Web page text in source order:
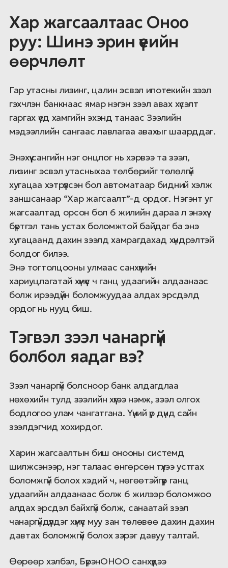
Хар жагсаалтаас Оноо
руу: Шинэ эрин үеийн
өөрчлөлт
Гар утасны лизинг, цалин эсвэл ипотекийн зээл
гэхчлэн банкнаас ямар нэгэн зээл авах хүсэлт
гаргах үед хамгийн эхэнд танаас Зээлийн
мэдээллийн сангаас лавлагаа авахыг шаарддаг.
Энэхүү сангийн нэг онцлог нь хэрвээ та зээл,
лизинг эсвэл утасныхаа төлбөрийг төлөлгүй
хугацаа хэтрүүлсэн бол автоматаар бидний хэлж
заншсанаар “Хар жагсаалт”-д ордог. Нэгэнт уг
жагсаалтад орсон бол 6 жилийн дараа л энэхүү
бүртгэл тань устах боломжтой байдаг ба энэ
хугацаанд дахин зээлд хамрагдахад хүндрэлтэй
болдог билээ.
Энэ тогтолцооны улмаас санхүүгийн
хариуцлагатай хүмүүс ч ганц удаагийн алдаанаас
болж ирээдүйн боломжуудаа алдах эрсдэлд
ордог нь нууц биш.
Тэгвэл зээл чанаргүй
болбол яадаг вэ?
Зээл чанаргүй болсноор банк алдагдлаа
нөхөхийн тулд зээлийн хүүгээ нэмж, зээл олгох
бодлогоо улам чангатгана. Үүний үр дүнд сайн
зээлдэгчид хохирдог.
Харин жагсаалтын биш онооны системд
шилжсэнээр, нэг талаас өнгөрсөн түүхээ устгах
боломжгүй болох хэдий ч, нөгөөтэйгүүр ганц
удаагийн алдаанаас болж 6 жилээр боломжоо
алдах эрсдэл байхгүй болж, санаатай зээл
чанаргүйдүүлдэг хүмүүс муу зан төлөвөө дахин дахин
давтах боломжгүй болох зэрэг давуу талтай.
Өөрөөр хэлбэл, БүрэнОНОО санхүүдээ